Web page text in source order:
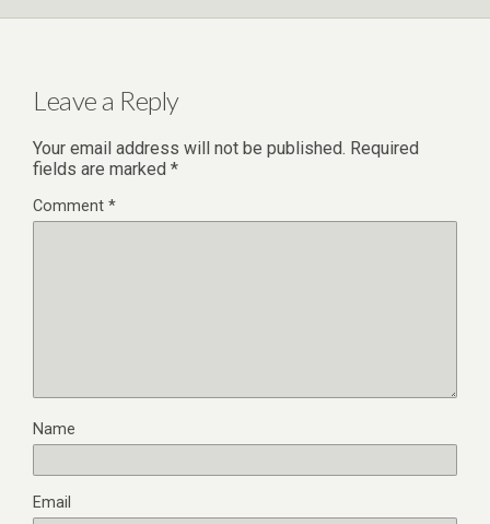
Leave a Reply
Your email address will not be published. Required
fields are marked *
Comment *
Name
Email